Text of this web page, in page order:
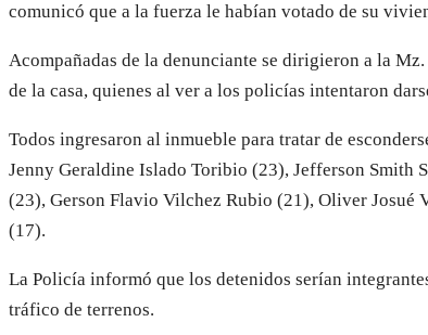
comunicó que a la fuerza le habían votado de su
Acompañadas de la denunciante se dirigieron a la
de la casa, quienes al ver a los policías intentaron
Todos ingresaron al inmueble para tratar de
Jenny Geraldine Islado Toribio (23), Jefferson Smith
(23), Gerson Flavio Vilchez Rubio (21), Oliver Josué
(17).
La Policía informó que los detenidos serían
tráfico de terrenos.